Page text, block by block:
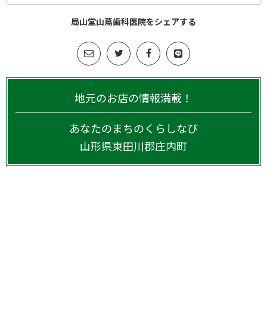
局山堂山蔦歯科医院をシェアする
地元のお店の情報満載！
あなたのまちのくらしなび
山形県東田川郡庄内町